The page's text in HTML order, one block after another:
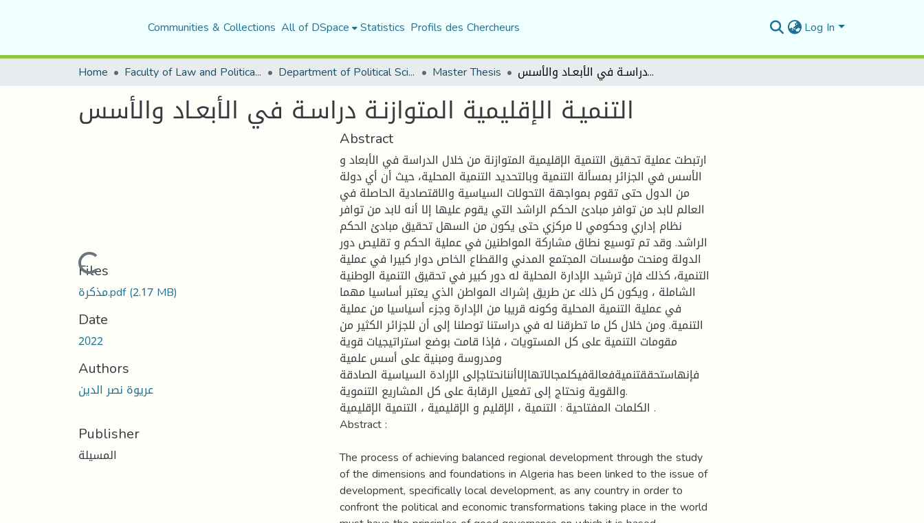
Communities & Collections All of DSpace Statistics Profils des Chercheurs Log In
Home Faculty of Law and Political Science Department of Political Sciences Master Thesis التنميـة الإقليمية المتوازنـة دراسـة في الأبعـاد والأسس
التنميـة الإقليمية المتوازنـة دراسـة في الأبعـاد والأسس
Loading...
Files
مذكرة.pdf(2.17 MB)
Date
2022
Authors
عريوة نصر الدين
Publisher
المسيلة
Abstract
ارتبطت عملية تحقيق التنمية الإقليمية المتوازنة من خلال الدراسة في الأبعاد و
الأسس في الجزائر بمسألة التنمية وبالتحديد التنمية المحلية، حيث أن أي دولة
من الدول حتى تقوم بمواجهة التحولات السياسية والاقتصادية الحاصلة في
العالم لابد من توافر مبادئ الحكم الراشد التي يقوم عليها إلا أنه لابد من توافر
نظام إداري وحكومي لا مركزي حتى يكون من السهل تحقيق مبادئ الحكم
الراشد. وقد تم توسيع نطاق مشاركة المواطنين في عملية الحكم و تقليص دور
الدولة ومنحت مؤسسات المجتمع المدني والقطاع الخاص دوار كبيرا في عملية
التنمية، كذلك فإن ترشيد الإدارة المحلية له دور كبير في تحقيق التنمية الوطنية
الشاملة ، ويكون كل ذلك عن طريق إشراك المواطن الذي يعتبر أساسيا مهما
في عملية التنمية المحلية وكونه قريبا من الإدارة وجزء أسياسيا من عملية
التنمية. ومن خلال كل ما تطرقنا له في دراستنا توصلنا إلى أن للجزائر الكثير من
مقومات التنمية على كل المستويات ، فإذا قامت بوضع استراتيجيات قوية
ومدروسة ومبنية على أسس علمية
فإنهاستحققتنميةفعالةفيكلمجالاتهاإلاأننانحتاجإلى الإرادة السياسية الصادقة
والقوية ونحتاج إلى تفعيل الرقابة على كل المشاريع التنموية.
الكلمات المفتاحية : التنمية ، الإقليم و الإقليمية ، التنمية الإقليمية .
Abstract :
The process of achieving balanced regional development through the study
of the dimensions and foundations in Algeria has been linked to the issue of
development, specifically local development, as any country in order to
confront the political and economic transformations taking place in the world